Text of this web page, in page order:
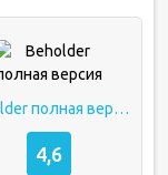
Beholder полная версия
4,6